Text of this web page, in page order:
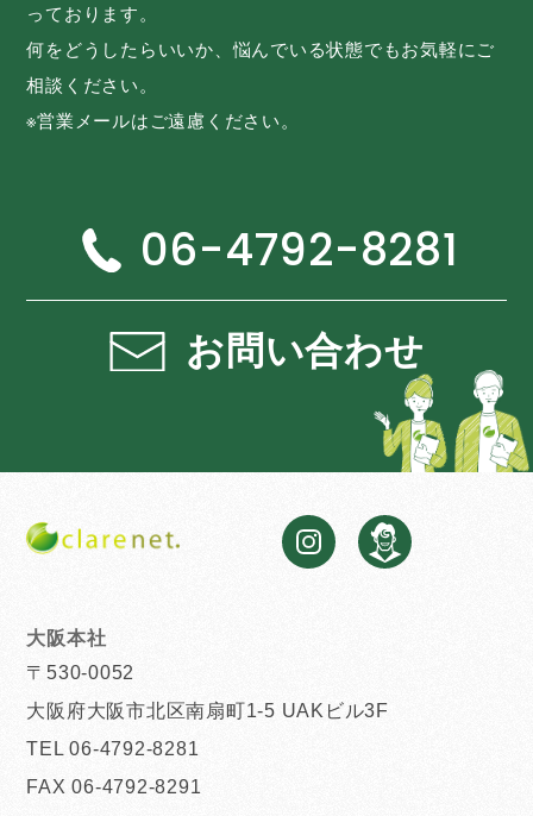
っております。
何をどうしたらいいか、悩んでいる状態でもお気軽にご
相談ください。
※営業メールはご遠慮ください。
06-4792-8281
お問い合わせ
大阪本社
〒530-0052
大阪府大阪市北区南扇町1-5 UAKビル3F
TEL 06-4792-8281
FAX 06-4792-8291